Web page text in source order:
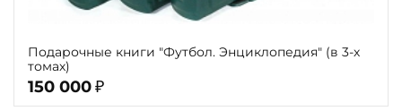
Подарочные книги "Футбол. Энциклопедия" (в 3-х
томах)
150 000 ₽